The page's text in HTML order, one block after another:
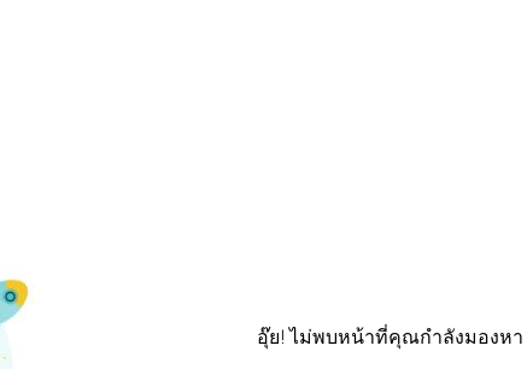
อุ๊ย! ไม่พบหน้าที่คุณกำลังมองหา